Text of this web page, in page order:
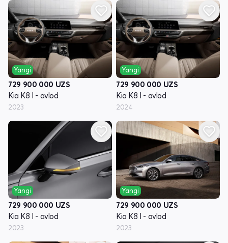
Yangi
729 900 000 UZS
Kia K8 I - avlod
2023
Yangi
729 900 000 UZS
Kia K8 I - avlod
2024
Yangi
729 900 000 UZS
Kia K8 I - avlod
2023
Yangi
729 900 000 UZS
Kia K8 I - avlod
2023